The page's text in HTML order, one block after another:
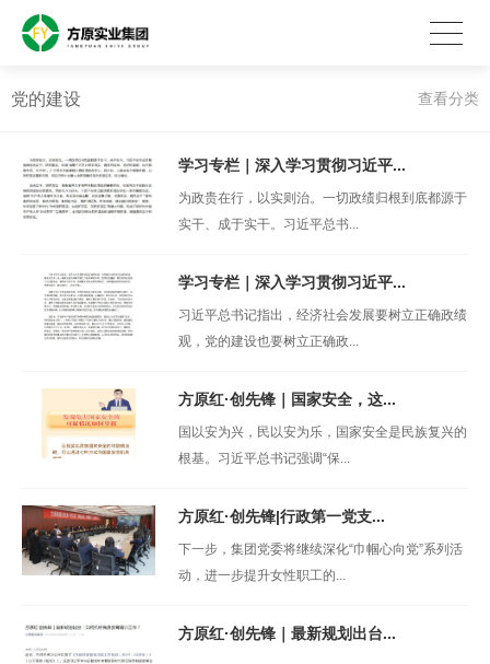
党的建设 查看分类
学习专栏｜深入学习贯彻习近平...
为政贵在行，以实则治。一切政绩归根到底都源于
实干、成于实干。习近平总书...
学习专栏｜深入学习贯彻习近平...
习近平总书记指出，经济社会发展要树立正确政绩
观，党的建设也要树立正确政...
方原红·创先锋｜国家安全，这...
国以安为兴，民以安为乐，国家安全是民族复兴的
根基。习近平总书记强调“保...
方原红·创先锋|行政第一党支...
下一步，集团党委将继续深化“巾帼心向党”系列活
动，进一步提升女性职工的...
方原红·创先锋｜最新规划出台...